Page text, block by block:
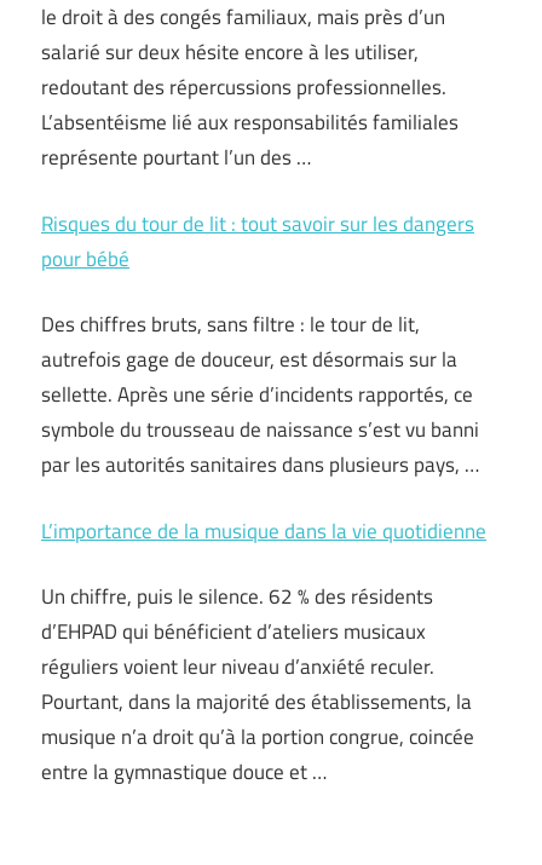
le droit à des congés familiaux, mais près d’un
salarié sur deux hésite encore à les utiliser,
redoutant des répercussions professionnelles.
L’absentéisme lié aux responsabilités familiales
représente pourtant l’un des …
Risques du tour de lit : tout savoir sur les dangers
pour bébé
Des chiffres bruts, sans filtre : le tour de lit,
autrefois gage de douceur, est désormais sur la
sellette. Après une série d’incidents rapportés, ce
symbole du trousseau de naissance s’est vu banni
par les autorités sanitaires dans plusieurs pays, …
L’importance de la musique dans la vie quotidienne
Un chiffre, puis le silence. 62 % des résidents
d’EHPAD qui bénéficient d’ateliers musicaux
réguliers voient leur niveau d’anxiété reculer.
Pourtant, dans la majorité des établissements, la
musique n’a droit qu’à la portion congrue, coincée
entre la gymnastique douce et …